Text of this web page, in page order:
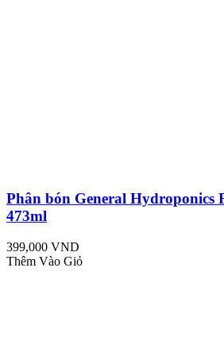
Phân bón General Hydroponics
473ml
399,000 VND
Thêm Vào Giỏ